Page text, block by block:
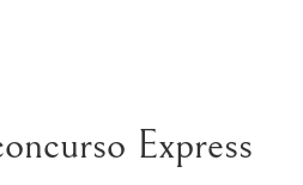
Express